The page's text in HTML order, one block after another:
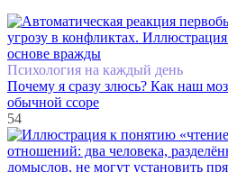
Психология на каждый день
Почему я сразу злюсь? Как наш
обычной ссоре
54